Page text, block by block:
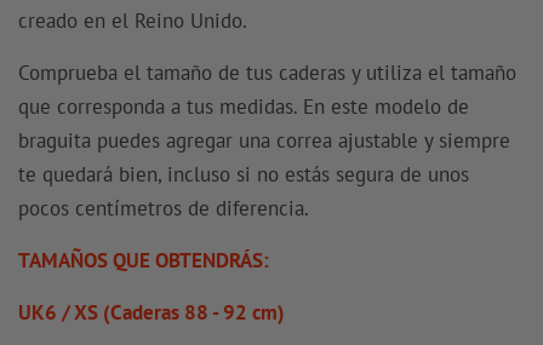
creado en el Reino Unido.
Comprueba el tamaño de tus caderas y utiliza el tamaño
que corresponda a tus medidas. En este modelo de
braguita puedes agregar una correa ajustable y siempre
te quedará bien, incluso si no estás segura de unos
pocos centímetros de diferencia.
TAMAÑOS QUE OBTENDRÁS:
UK6 / XS (Caderas 88 - 92 cm)